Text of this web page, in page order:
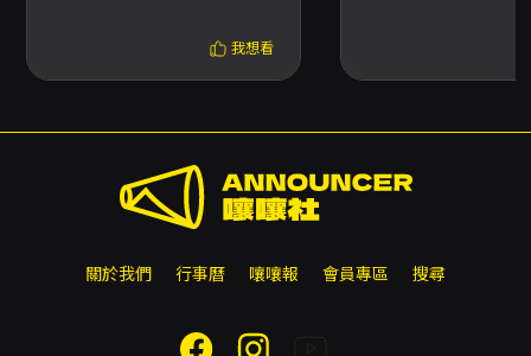
理）。 - 為保障其他觀眾之觀賞權益，請遵守場
館入場時間與場內規範；輪椅席相關資訊與購票
限制請依售票平台或主辦單位公告為準。 - 若節
動，相關退票機制與退款方式將另行公告於本節
目頁面；若主辦單位未提供退款機制，持卡人可
向原發卡行申請信用卡爭議款退款。
我想看
關於我們 行事曆 嚷嚷報 會員專區 搜尋